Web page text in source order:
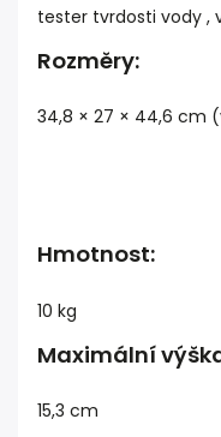
tester tvrdosti vody ,
Rozměry:
34,8 × 27 × 44,6 cm
Hmotnost:
10 kg
Maximální
15,3 cm